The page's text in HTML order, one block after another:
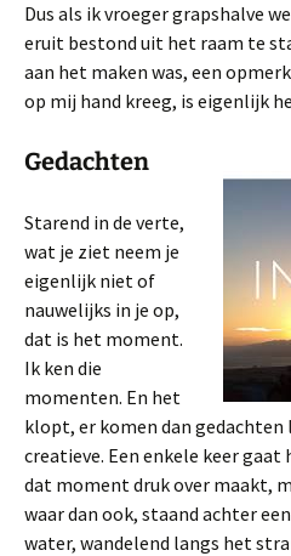
Dus als ik vroeger grapshalve
eruit bestond uit het raam te
aan het maken was, een
op mij hand kreeg, is eigenlijk
Gedachten
Starend in de verte,
wat je ziet neem je
eigenlijk niet of
nauwelijks in je op,
dat is het moment.
Ik ken die
momenten. En het
klopt, er komen dan gedachten
creatieve. Een enkele keer gaat
dat moment druk over maakt,
waar dan ook, staand achter
water, wandelend langs het